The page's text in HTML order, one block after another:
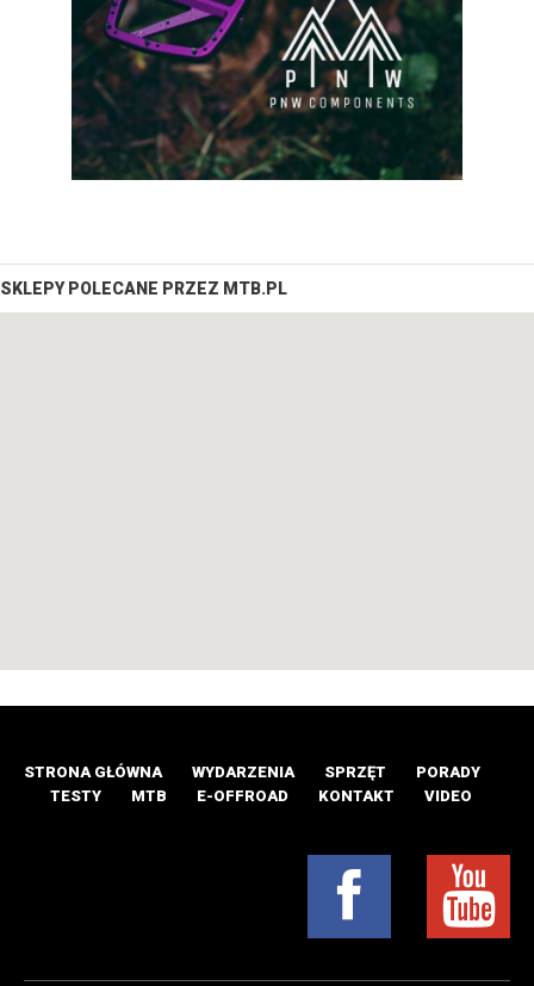
SKLEPY POLECANE PRZEZ MTB.PL
STRONA GŁÓWNA WYDARZENIA SPRZĘT
PORADY
TESTY
MTB E-OFFROAD KONTAKT VIDEO